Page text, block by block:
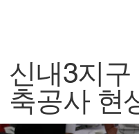
신내3지구
축공사 현